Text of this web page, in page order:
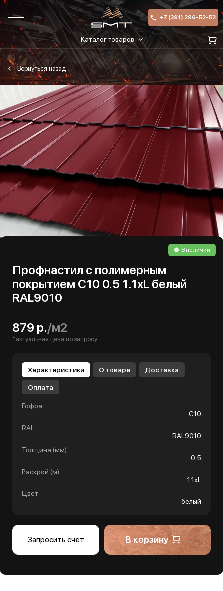
+7 (391) 296-52-52
Каталог товаров
В наличии
Профнастил с полимерным
покрытием С10 0.5 1.1хL белый
RAL9010
879 р./м2
*актуальная цена по запросу
Характеристики О товаре Доставка
Оплата
Гофра
С10
RAL
RAL9010
Толщина (мм)
0.5
Раскрой (м)
1.1хL
Цвет
белый
Запросить счёт В корзину